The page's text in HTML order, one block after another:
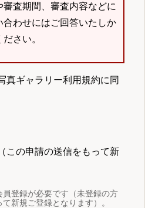
審査期間、審査内容などに
わせにはご回答いたしか
さい。
真ギャラリー利用規約に同
この申請の送信をもって新
登録が必要です（未登録の方
新規ご登録となります）。